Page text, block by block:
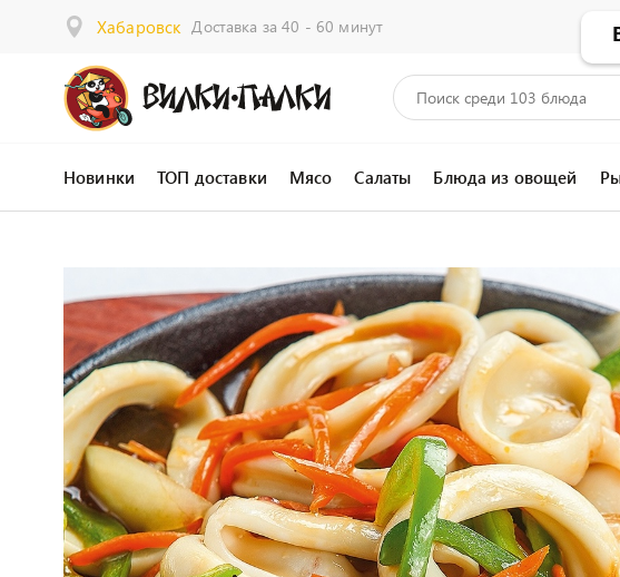
Хабаровск Доставка за 40 - 60 минут
Новинки ТОП доставки Мясо Салаты Блюда из овощей